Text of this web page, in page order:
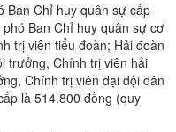
Ban Chỉ huy quân sự cấp
Ban Chỉ huy quân sự cơ
trị viên tiểu đoàn; Hải đoàn
trưởng, Chính trị viên hải
Chính trị viên đại đội dân
là 514.800 đồng (quy